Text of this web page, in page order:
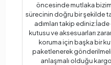
öncesinde mutlaka
sürecinin doğru bir şekilde
adımları takip
kutusu ve aksesuarları
koruma için başka bir
paketlenerek
anlaşmalı olduğu kargo